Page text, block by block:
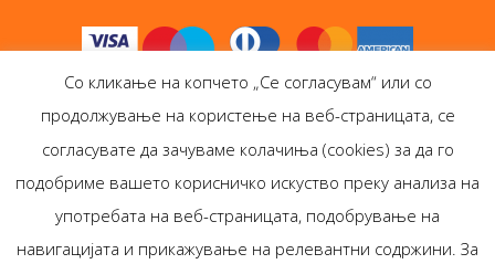
Антолог Боокс дооел
Со кликање на копчето „Се согласувам“ или со
продолжување на користење на веб-страницата, се
согласувате да зачуваме колачиња (cookies) за да го
подобриме вашето корисничко искуство преку анализа на
употребата на веб-страницата, подобрување на
навигацијата и прикажување на релевантни содржини. За